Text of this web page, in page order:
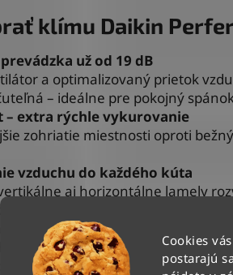
Cookies
postarajú
klímu Daikin
už od 19 dB
a optimalizovaný prietok
– ideálne pre pokojný
– extra rýchle vykurovanie
zohriatie miestnosti oproti
vzduchu do každého kúta
aj horizontálne lamely
vzniku prievanu.
a viacstupňová filtrácia
Flash Streamer aktívne
a titánový filter sa postarajú o